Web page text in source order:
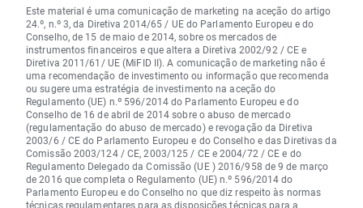
Este material é uma comunicação de marketing na aceção do artigo
24.º, n.º 3, da Diretiva 2014/65 / UE do Parlamento Europeu e do
Conselho, de 15 de maio de 2014, sobre os mercados de
instrumentos financeiros e que altera a Diretiva 2002/92 / CE e
Diretiva 2011/61/ UE (MiFID II). A comunicação de marketing não é
uma recomendação de investimento ou informação que recomenda
ou sugere uma estratégia de investimento na aceção do
Regulamento (UE) n.º 596/2014 do Parlamento Europeu e do
Conselho de 16 de abril de 2014 sobre o abuso de mercado
(regulamentação do abuso de mercado) e revogação da Diretiva
2003/6 / CE do Parlamento Europeu e do Conselho e das Diretivas da
Comissão 2003/124 / CE, 2003/125 / CE e 2004/72 / CE e do
Regulamento Delegado da Comissão (UE ) 2016/958 de 9 de março
de 2016 que completa o Regulamento (UE) n.º 596/2014 do
Parlamento Europeu e do Conselho no que diz respeito às normas
técnicas regulamentares para as disposições técnicas para a